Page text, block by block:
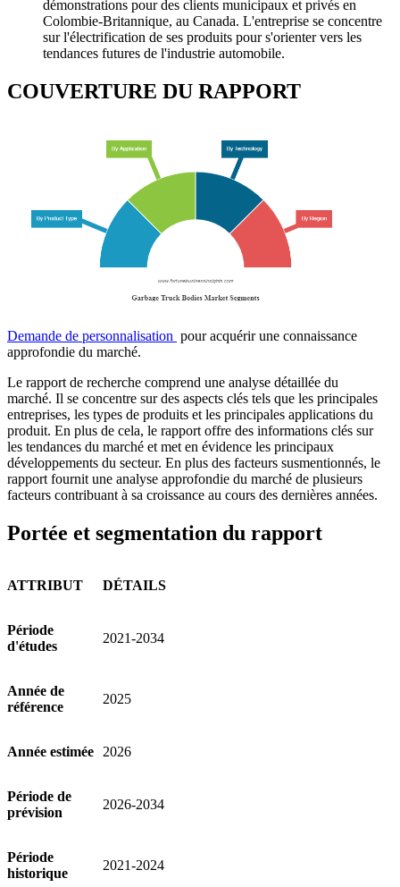
démonstrations pour des clients municipaux et privés en
Colombie-Britannique, au Canada. L'entreprise se concentre
sur l'électrification de ses produits pour s'orienter vers les
tendances futures de l'industrie automobile.
COUVERTURE DU RAPPORT
Demande de personnalisation pour acquérir une connaissance
approfondie du marché.
Le rapport de recherche comprend une analyse détaillée du
marché. Il se concentre sur des aspects clés tels que les principales
entreprises, les types de produits et les principales applications du
produit. En plus de cela, le rapport offre des informations clés sur
les tendances du marché et met en évidence les principaux
développements du secteur. En plus des facteurs susmentionnés, le
rapport fournit une analyse approfondie du marché de plusieurs
facteurs contribuant à sa croissance au cours des dernières années.
Portée et segmentation du rapport
ATTRIBUT DÉTAILS
Période
d'études
2021-2034
Année de
référence
2025
Année estimée 2026
Période de
prévision
2026-2034
Période
historique
2021-2024